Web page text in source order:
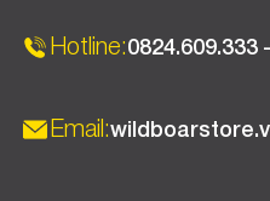
Hotline:0824.609.333
Email: